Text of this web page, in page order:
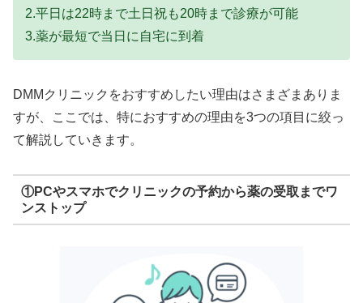
2.平日は22時まで土日祝も20時まで診療が可能
3.薬が最短で当日に自宅に到着
DMMクリニックをおすすめしたい理由はさまざまありま
すが、ここでは、特におすすめの理由を3つの項目に絞っ
て解説していきます。
①PCやスマホでクリニックの予約から薬の受取までワ
ンストップ